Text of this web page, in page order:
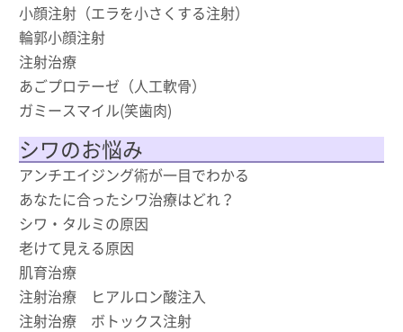
小顔注射（エラを小さくする注射）
輪郭小顔注射
注射治療
あごプロテーゼ（人工軟骨）
ガミースマイル(笑歯肉)
シワのお悩み
アンチエイジング術が一目でわかる
あなたに合ったシワ治療はどれ？
シワ・タルミの原因
老けて見える原因
肌育治療
注射治療 ヒアルロン酸注入
注射治療 ボトックス注射